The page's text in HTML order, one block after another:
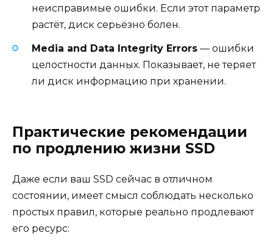
неисправимые ошибки. Если этот параметр
растёт, диск серьёзно болен.
Media and Data Integrity Errors — ошибки
целостности данных. Показывает, не теряет
ли диск информацию при хранении.
Практические рекомендации
по продлению жизни SSD
Даже если ваш SSD сейчас в отличном
состоянии, имеет смысл соблюдать несколько
простых правил, которые реально продлевают
его ресурс: